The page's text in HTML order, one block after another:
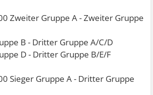
Zweiter Gruppe A - Zweiter Gruppe
B - Dritter Gruppe A/C/D
D - Dritter Gruppe B/E/F
Sieger Gruppe A - Dritter Gruppe